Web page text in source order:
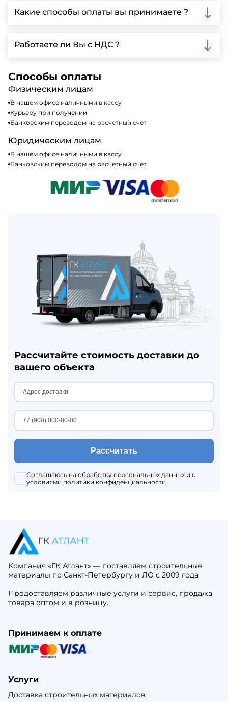
Ленинградской области, у нас собственный
автопарк, для обеспечения быстрой и надежной
Какие способы оплаты вы принимаете ?
включая наличные, банковские переводы,
кредитные карты. Подробную информацию о
Работаете ли Вы с НДС ?
налогообложения, т.е с НДС 20%
Способы оплаты
Физическим лицам
В нашем офисе наличными в кассу
Курьеру при получении
Банковским переводом на расчетный счет
Юридическим лицам
В нашем офисе наличными в кассу
Банковским переводом на расчетный счет
Рассчитайте стоимость доставки до
вашего объекта
Рассчитать
Соглашаюсь на обработку персональных данных и с
условиями политики конфиденциальности
Компания «ГК Атлант» — поставляем строительные
материалы по Санкт-Петербургу и ЛО с 2009 года.
Предоставляем различные услуги и сервис, продажа
товара оптом и в розницу.
Принимаем к оплате
Услуги
Доставка строительных материалов